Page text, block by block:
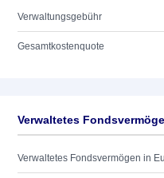
Verwaltungsgebühr
Gesamtkostenquote
Verwaltetes
Verwaltetes Fondsvermögen in